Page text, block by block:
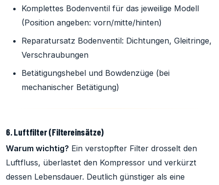
Komplettes Bodenventil für das jeweilige Modell
(Position angeben: vorn/mitte/hinten)
Reparatursatz Bodenventil: Dichtungen, Gleitringe,
Verschraubungen
Betätigungshebel und Bowdenzüge (bei
mechanischer Betätigung)
6. Luftfilter (Filtereinsätze)
Warum wichtig? Ein verstopfter Filter drosselt den
Luftfluss, überlastet den Kompressor und verkürzt
dessen Lebensdauer. Deutlich günstiger als eine